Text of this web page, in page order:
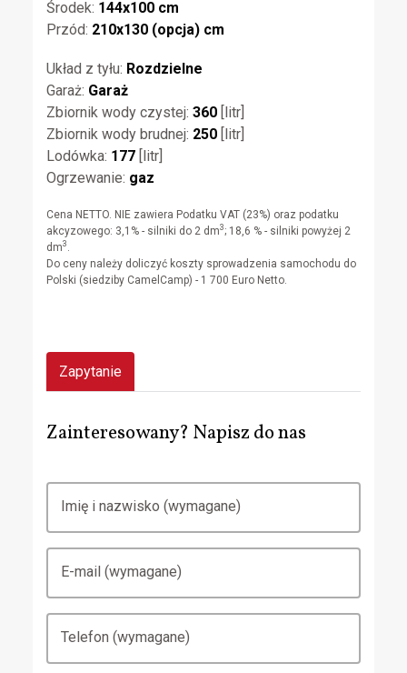
Środek: 144x100 cm
Przód: 210x130 (opcja) cm
Układ z tyłu: Rozdzielne
Garaż: Garaż
Zbiornik wody czystej: 360[litr]
Zbiornik wody brudnej: 250[litr]
Lodówka: 177[litr]
Ogrzewanie: gaz
Cena NETTO. NIE zawiera Podatku VAT (23%) oraz podatku
akcyzowego: 3,1% - silniki do 2 dm3; 18,6 % - silniki powyżej 2
dm3 .
Do ceny należy doliczyć koszty sprowadzenia samochodu do
Polski (siedziby CamelCamp) - 1 700 Euro Netto.
Zapytanie
Zainteresowany? Napisz do nas
Imię i nazwisko (wymagane)
E-mail (wymagane)
Telefon (wymagane)